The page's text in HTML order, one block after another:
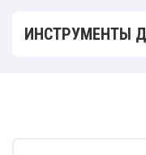
ИНСТРУМЕНТЫ